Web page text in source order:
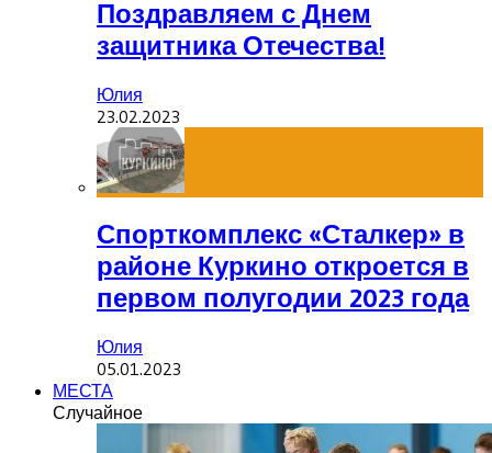
Поздравляем с Днем
защитника Отечества!
Юлия
23.02.2023
Спорткомплекс «Сталкер» в
районе Куркино откроется в
первом полугодии 2023 года
Юлия
05.01.2023
МЕСТА
Случайное